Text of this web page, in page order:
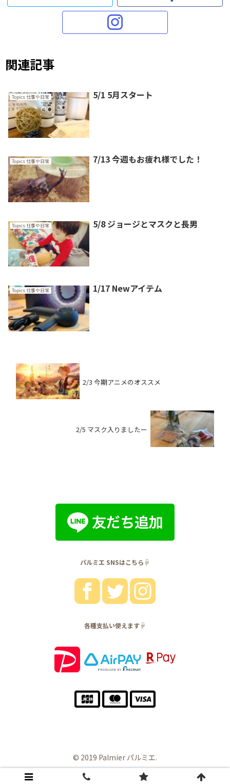
関連記事
Topics 仕事や日常 5/1 5月スタート
Topics 仕事や日常 7/13 今週もお疲れ様でした！
Topics 仕事や日常 5/8 ジョージとマスクと長男
Topics 仕事や日常 1/17 Newアイテム
2/3 今期アニメのオススメ
2/5 マスク入りましたー
パルミエ SNSはこちら☟
各種支払い使えます☟
© 2019 Palmier パルミエ.